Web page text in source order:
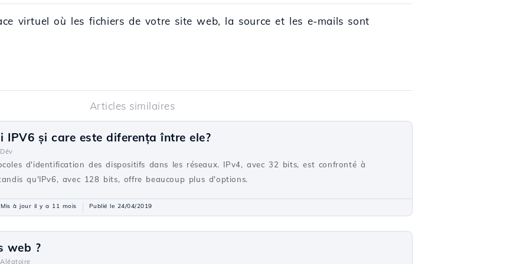
virtuel où les fichiers de votre site web, la source et les e-mails sont
Articles similaires
IPV6 și care este diferența între ele?
Dév
d'identification des dispositifs dans les réseaux. IPv4, avec 32 bits, est confronté à
qu'IPv6, avec 128 bits, offre beaucoup plus d'options.
Mis à jour il y a 11 mois Publié le 24/04/2019
web ?
Aléatoire